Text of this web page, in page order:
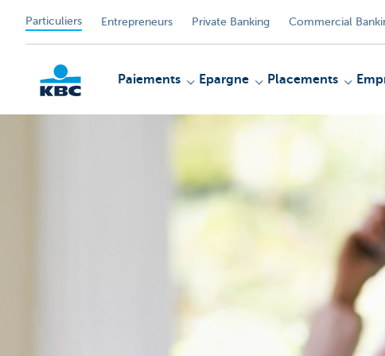
Particuliers Entrepreneurs Private Banking Commercial
Paiements Epargne Placements